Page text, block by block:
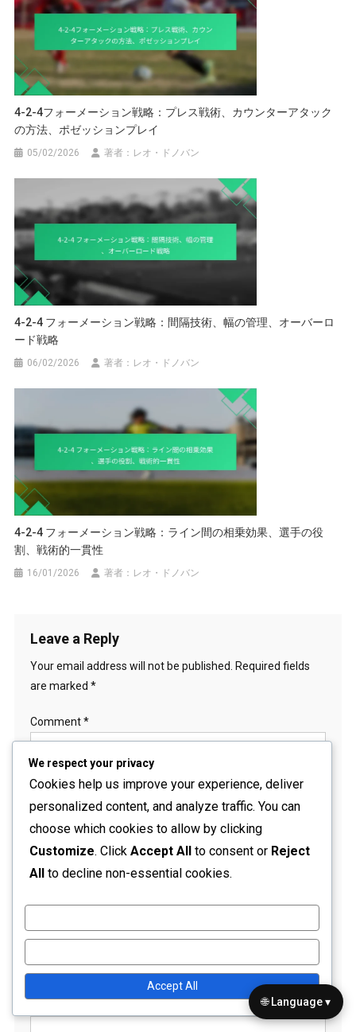
4-2-4フォーメーション戦略：プレス戦術、カウンターアタック
の方法、ポゼッションプレイ
05/02/2026 著者：レオ・ドノバン
4-2-4 フォーメーション戦略：間隔技術、幅の管理、オーバーロ
ード戦略
06/02/2026 著者：レオ・ドノバン
4-2-4 フォーメーション戦略：ライン間の相乗効果、選手の役
割、戦術的一貫性
16/01/2026 著者：レオ・ドノバン
Leave a Reply
Your email address will not be published. Required fields
are marked *
Comment*
Name*
Email*
We respect your privacy
Cookies help us improve your experience, deliver
personalized content, and analyze traffic. You can
choose which cookies to allow by clicking
Customize. Click Accept All to consent or Reject
All to decline non-essential cookies.
Accept All
🌐 Language ▾